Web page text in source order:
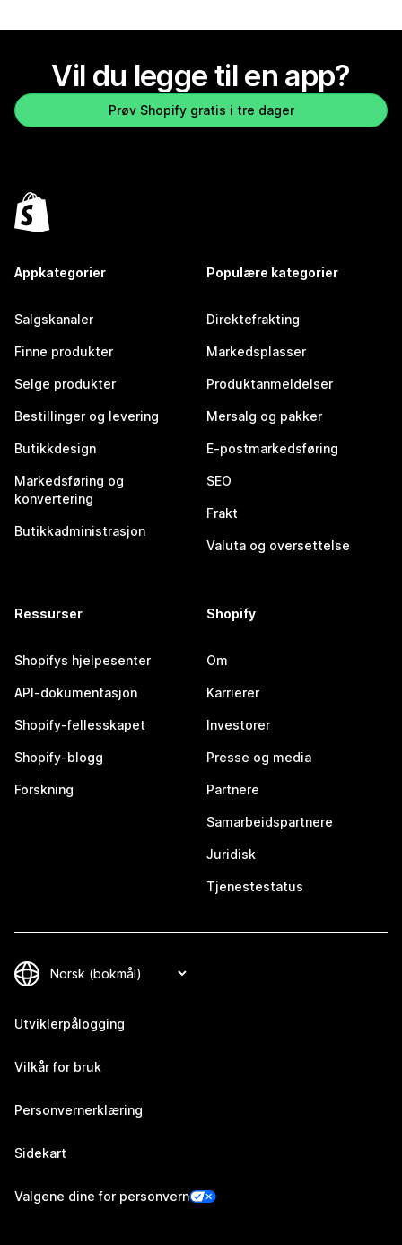
Vil du legge til en app?
Prøv Shopify gratis i tre dager
Appkategorier
Salgskanaler
Finne produkter
Selge produkter
Bestillinger og levering
Butikkdesign
Markedsføring og
konvertering
Butikkadministrasjon
Populære kategorier
Direktefrakting
Markedsplasser
Produktanmeldelser
Mersalg og pakker
E-postmarkedsføring
SEO
Frakt
Valuta og oversettelse
Ressurser
Shopifys hjelpesenter
API-dokumentasjon
Shopify-fellesskapet
Shopify-blogg
Forskning
Shopify
Om
Karrierer
Investorer
Presse og media
Partnere
Samarbeidspartnere
Juridisk
Tjenestestatus
Utviklerpålogging
Vilkår for bruk
Personvernerklæring
Sidekart
Valgene dine for personvern